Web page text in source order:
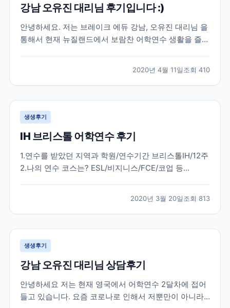
강남 오유진 대리님 후기입니다 :)
안녕하세요. 저는 브레이크 에듀 강남, 오유진 대리님 을
통해서 현재 뉴질랜드에서 보람찬 어학연수 생활을 즐기
도 오유진 대리님의 친절함이 이유가 되었다고 생각합니
다. 한국에서 많은 준비 과정을 거치고 무사히 뉴질랜드
에...
2020년 4월 11일조회 410
생생후기
IH 브리스톨 어학연수 후기
1.연수를 받았던 지역과 학원/연수기간 브리스톨IH/12주
2.나의 연수 코스는? ESL/비지니스/FCE/코업 등
런던 외 지방지역은 런던과는 달리 조용하고 공부에 몰
두할 수 있는 지역을 원하였습니다....
2020년 3월 20일조회 813
생생후기
강남 오유진 대리님 상담후기
안녕하세요 저는 현재 영국에서 어학연수 2달차에 접어
들고 있습니다. 요즘 코로나로 인해서 저뿐만이 아니라